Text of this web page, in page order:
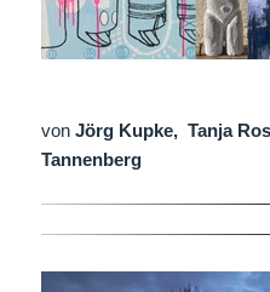
von Jörg Kupke, Tanja
Tannenberg